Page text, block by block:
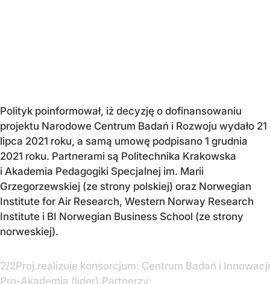
Polityk poinformował, iż decyzję o dofinansowaniu
projektu Narodowe Centrum Badań i Rozwoju wydało 21
lipca 2021 roku, a samą umowę podpisano 1 grudnia
2021 roku. Partnerami są Politechnika Krakowska
i Akademia Pedagogiki Specjalnej im. Marii
Grzegorzewskiej (ze strony polskiej) oraz Norwegian
Institute for Air Research, Western Norway Research
Institute i BI Norwegian Business School (ze strony
norweskiej).
2/2Proj.realizuje konsorcjum: Centrum Badań i Innowacji
Pro-Akademia (lider).Partnerzy: